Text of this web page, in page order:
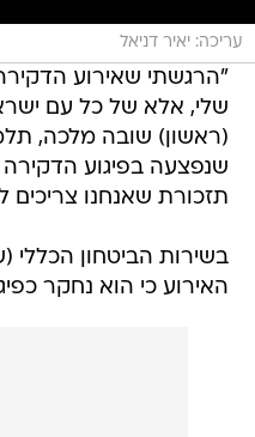
עריכה: יאיר דניאל
"הרגשתי שאירוע
שלי, אלא של כל עם
שנפצעה בפיגוע
תזכורת שאנחנו צריכים
בשירות הביטחון הכללי
האירוע כי הוא נחקר